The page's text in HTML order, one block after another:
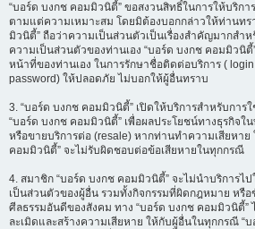
“บอร์ด บงกช คอมมิวนิตี้” ขอสงวนสิทธิ์ในการให้บริกา
ตามแต่ความเหมาะสม โดยมิต้องบอกกล่าวให้ท่านทร
มิวนิตี้” ถือว่าความเป็นส่วนตัวเป็นเรื่องสำคัญมากสำ
ความเป็นส่วนตัวของท่านเอง “บอร์ด บงกช คอมมิวนิ
หน้าที่ของท่านเอง ในการรักษาชื่อติดต่อบริการ (
password) ให้ปลอดภัย ไม่บอกให้ผู้อื่นทราบ
3. “บอร์ด บงกช คอมมิวนิตี้” เปิดให้บริการสำหรับการ
“บอร์ด บงกช คอมมิวนิตี้” เพื่อผลประโยชน์ทางธุรกิจใ
หรือขายบริการต่อ (resale) หากท่านทำความเสียหาย
คอมมิวนิตี้” จะไม่รับผิดชอบต่อข้อเสียหายในทุกกรณี
4. สมาชิก “บอร์ด บงกช คอมมิวนิตี้” จะไม่นำบริการไ
เป็นส่วนตัวของผู้อื่น รวมทั้งกิจกรรมที่ผิดกฎหมาย หรื
ศีลธรรมอันดีของสังคม ทาง “บอร์ด บงกช คอมมิวนิตี้
ละเมิดและสร้างความเสียหาย ให้กับผู้อื่นในทุกกรณี “